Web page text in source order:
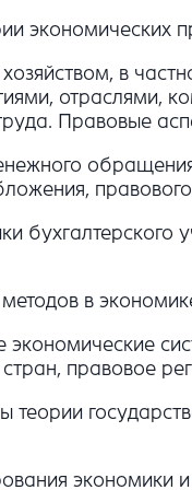
экономических
в
отраслями,
Правовые
бухгалтерского
в
правовое
теории
экономики